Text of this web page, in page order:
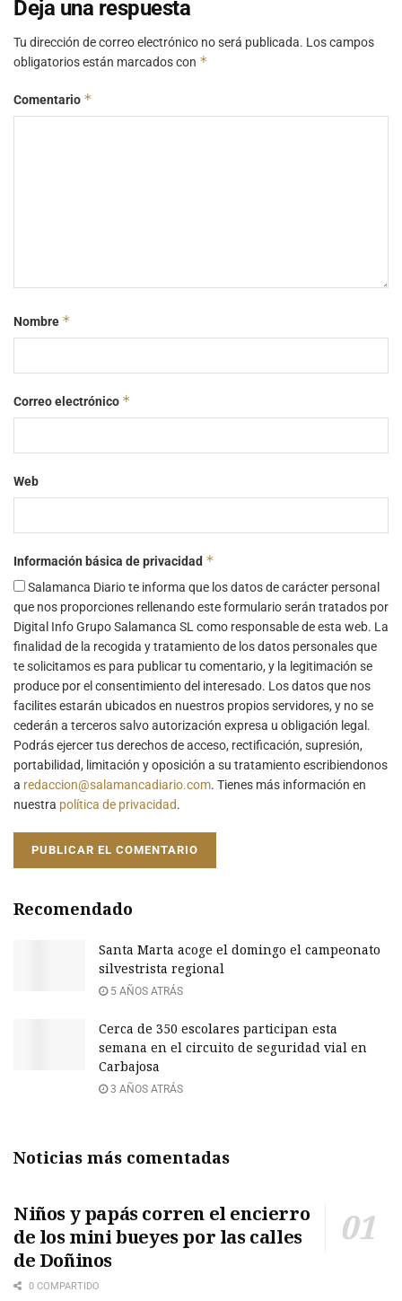
Deja una respuesta
Tu dirección de correo electrónico no será publicada. Los campos
obligatorios están marcados con *
Comentario *
Nombre *
Correo electrónico *
Web
Información básica de privacidad *
Salamanca Diario te informa que los datos de carácter personal
que nos proporciones rellenando este formulario serán tratados por
Digital Info Grupo Salamanca SL como responsable de esta web. La
finalidad de la recogida y tratamiento de los datos personales que
te solicitamos es para publicar tu comentario, y la legitimación se
produce por el consentimiento del interesado. Los datos que nos
facilites estarán ubicados en nuestros propios servidores, y no se
cederán a terceros salvo autorización expresa u obligación legal.
Podrás ejercer tus derechos de acceso, rectificación, supresión,
portabilidad, limitación y oposición a su tratamiento escribiendonos
a redaccion@salamancadiario.com. Tienes más información en
nuestra política de privacidad.
Recomendado
Santa Marta acoge el domingo el campeonato
silvestrista regional
5 AÑOS ATRÁS
Cerca de 350 escolares participan esta
semana en el circuito de seguridad vial en
Carbajosa
3 AÑOS ATRÁS
Noticias más comentadas
Niños y papás corren el encierro
de los mini bueyes por las calles
de Doñinos
0 COMPARTIDO